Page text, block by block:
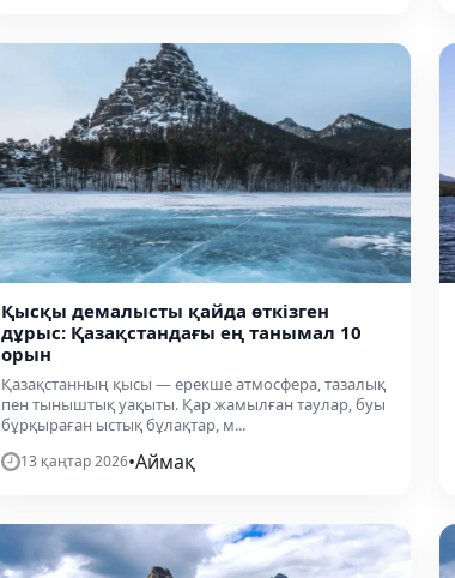
Қысқы демалысты қайда өткізген
дұрыс: Қазақстандағы ең танымал 10
орын
Қазақстанның қысы — ерекше атмосфера, тазалық
пен тыныштық уақыты. Қар жамылған таулар, буы
бұрқыраған ыстық бұлақтар, м...
13 қаңтар 2026•Аймақ